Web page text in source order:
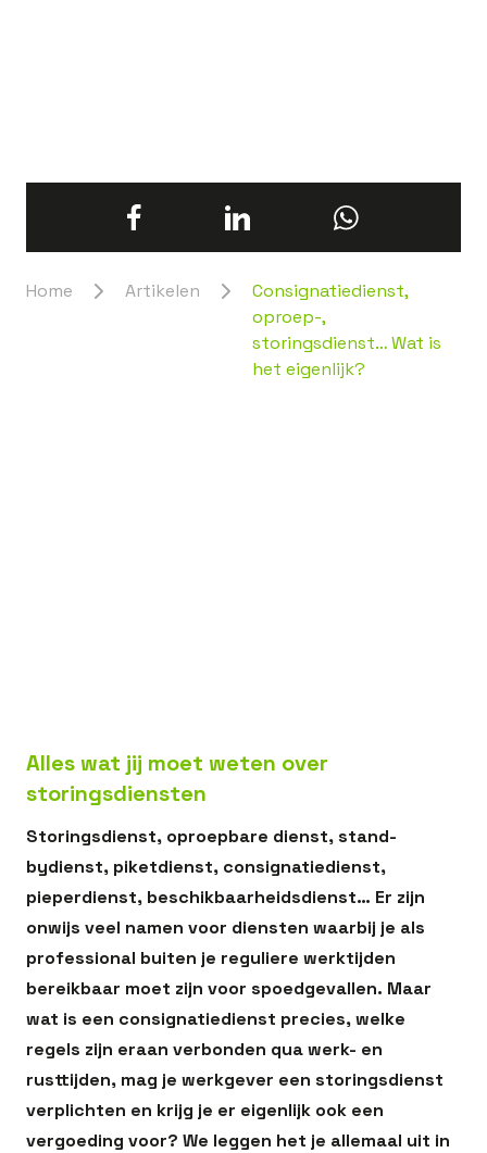
Home Artikelen
Consignatiedienst,
oproep-,
storingsdienst… Wat is
het eigenlijk?
Alles wat jij moet weten over
storingsdiensten
Storingsdienst, oproepbare dienst, stand-
bydienst, piketdienst, consignatiedienst,
pieperdienst, beschikbaarheidsdienst… Er zijn
onwijs veel namen voor diensten waarbij je als
professional buiten je reguliere werktijden
bereikbaar moet zijn voor spoedgevallen. Maar
wat is een consignatiedienst precies, welke
regels zijn eraan verbonden qua werk- en
rusttijden, mag je werkgever een storingsdienst
verplichten en krijg je er eigenlijk ook een
vergoeding voor? We leggen het je allemaal uit in